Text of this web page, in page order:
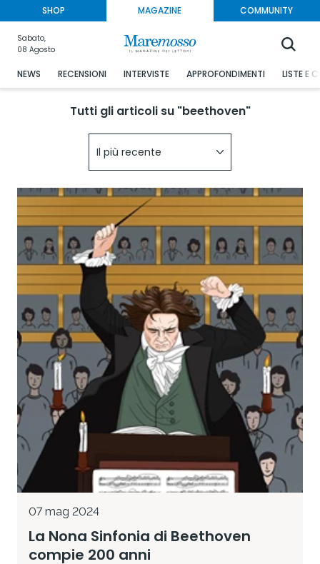
SHOP MAGAZINE COMMUNITY
Sabato,
08 Agosto
NEWS RECENSIONI INTERVISTE APPROFONDIMENTI LISTE E
Tutti gli articoli su "beethoven"
Il più recente
07 mag 2024
La Nona Sinfonia di Beethoven
compie 200 anni